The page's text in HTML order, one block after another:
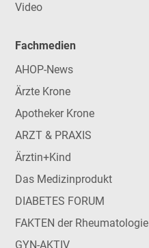
Video
Fachmedien
AHOP-News
Ärzte Krone
Apotheker Krone
ARZT & PRAXIS
Ärztin+Kind
Das Medizinprodukt
DIABETES FORUM
FAKTEN der Rheumatologie
GYN-AKTIV